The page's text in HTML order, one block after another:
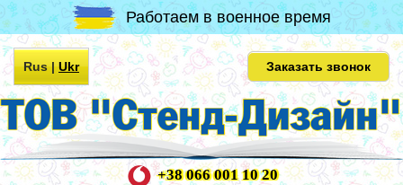
Работаем в военное время
Rus|Ukr Заказать звонок
+38 066 001 10 20